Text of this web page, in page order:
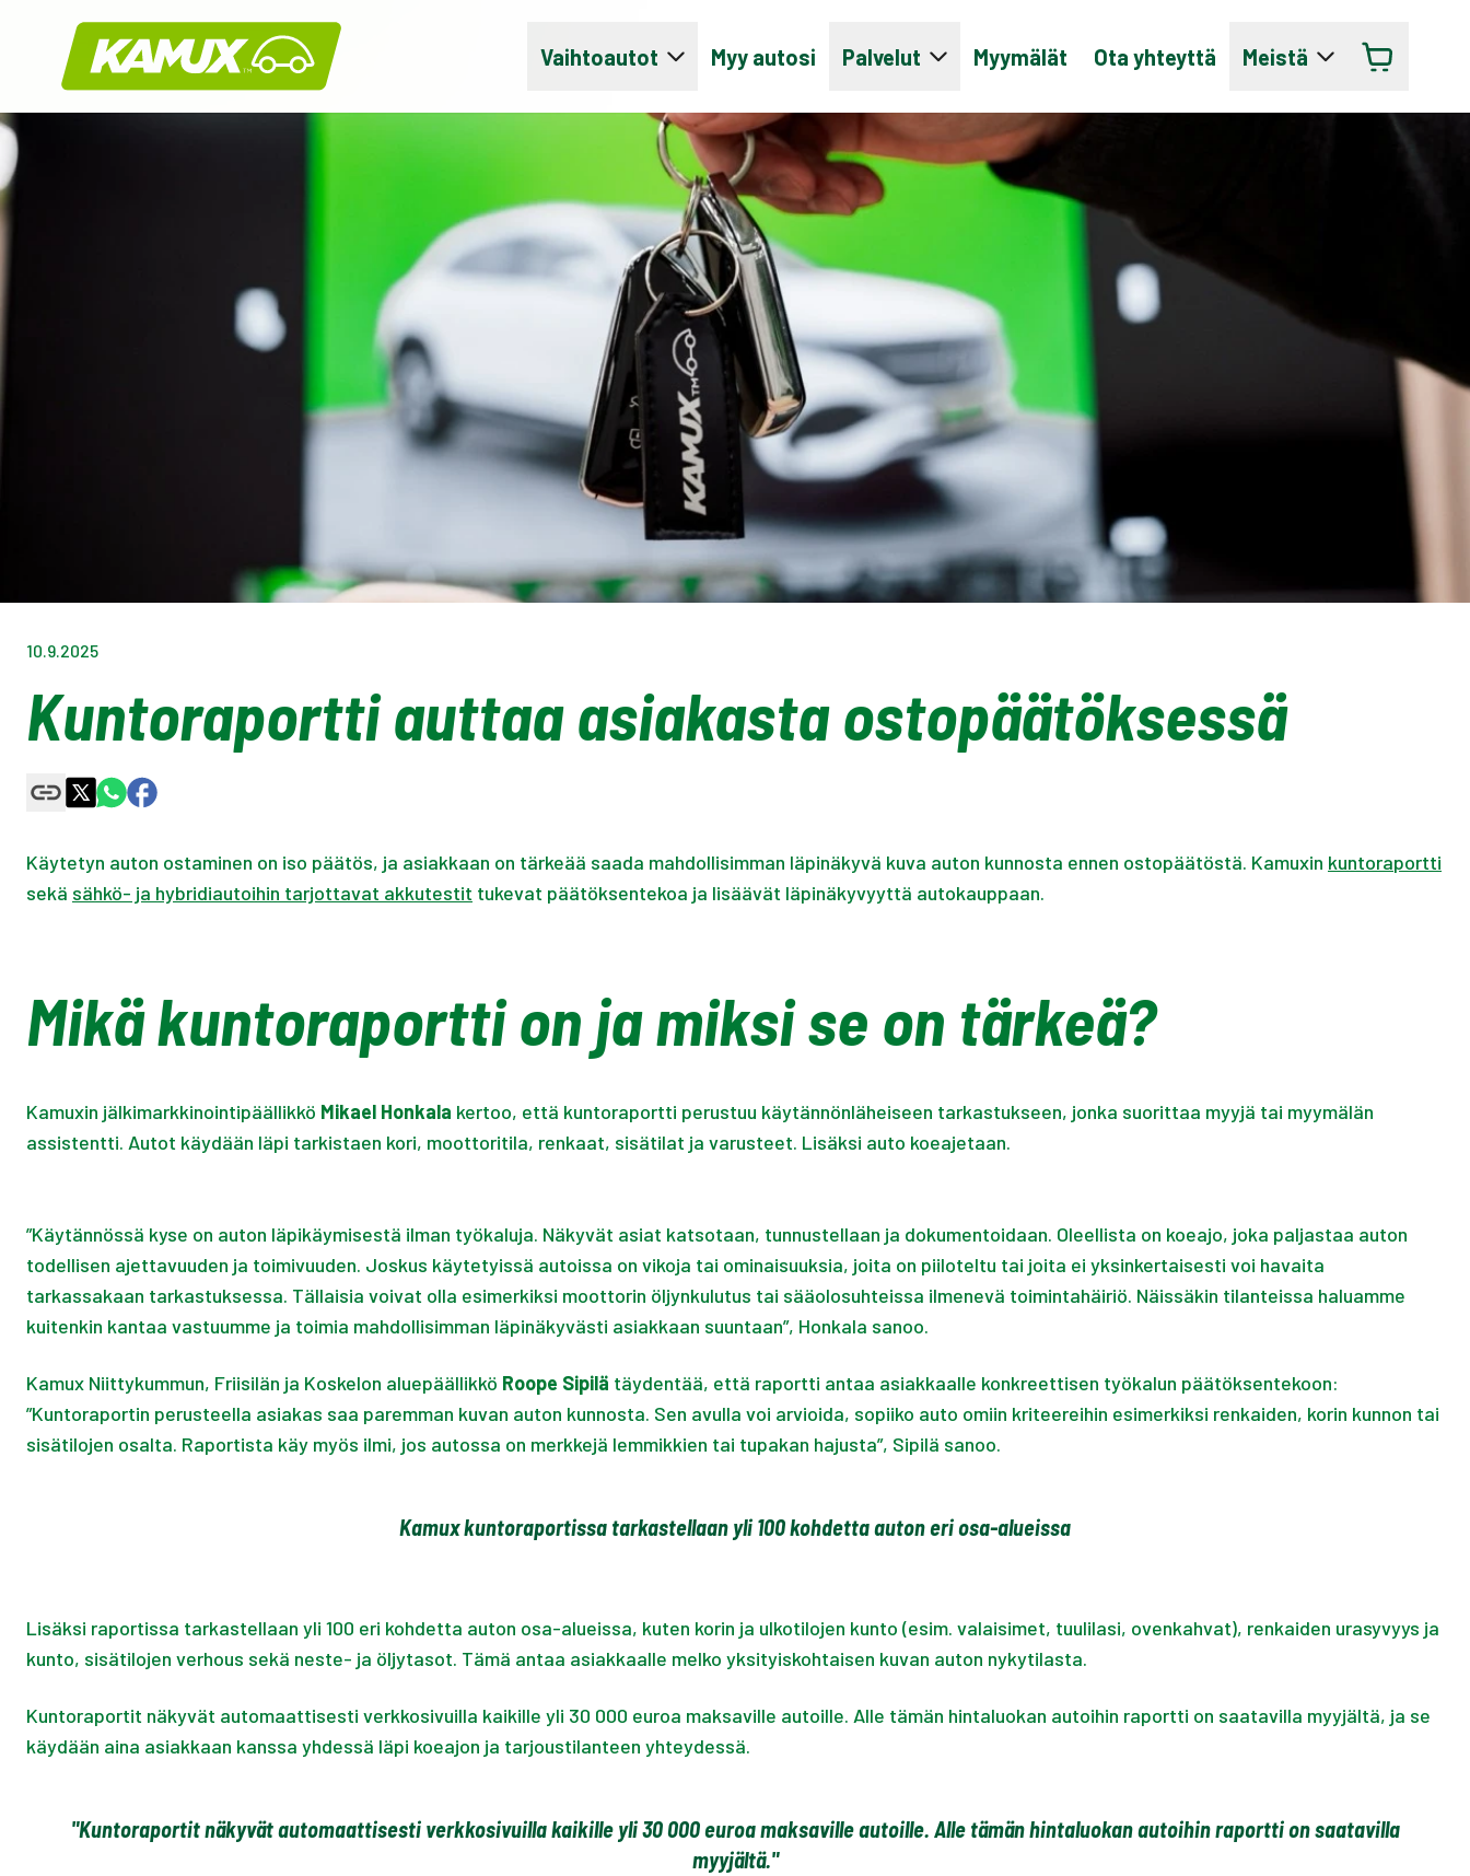
Kamux
Vaihtoautot Myy autosi Palvelut Myymälät Ota yhteyttä Meistä
10.9.2025
Kuntoraportti auttaa asiakasta ostopäätöksessä
Käytetyn auton ostaminen on iso päätös, ja asiakkaan on tärkeää saada mahdollisimman läpinäkyvä kuva auton kunnosta ennen ostopäätöstä. Kamuxin kuntoraportti
sekä sähkö- ja hybridiautoihin tarjottavat akkutestit tukevat päätöksentekoa ja lisäävät läpinäkyvyyttä autokauppaan.
Mikä kuntoraportti on ja miksi se on tärkeä?
Kamuxin jälkimarkkinointipäällikkö Mikael Honkala kertoo, että kuntoraportti perustuu käytännönläheiseen tarkastukseen, jonka suorittaa myyjä tai myymälän
assistentti. Autot käydään läpi tarkistaen kori, moottoritila, renkaat, sisätilat ja varusteet. Lisäksi auto koeajetaan.
”Käytännössä kyse on auton läpikäymisestä ilman työkaluja. Näkyvät asiat katsotaan, tunnustellaan ja dokumentoidaan. Oleellista on koeajo, joka paljastaa auton
todellisen ajettavuuden ja toimivuuden. Joskus käytetyissä autoissa on vikoja tai ominaisuuksia, joita on piiloteltu tai joita ei yksinkertaisesti voi havaita
tarkassakaan tarkastuksessa. Tällaisia voivat olla esimerkiksi moottorin öljynkulutus tai sääolosuhteissa ilmenevä toimintahäiriö. Näissäkin tilanteissa haluamme
kuitenkin kantaa vastuumme ja toimia mahdollisimman läpinäkyvästi asiakkaan suuntaan”, Honkala sanoo.
Kamux Niittykummun, Friisilän ja Koskelon aluepäällikkö Roope Sipilä täydentää, että raportti antaa asiakkaalle konkreettisen työkalun päätöksentekoon:
”Kuntoraportin perusteella asiakas saa paremman kuvan auton kunnosta. Sen avulla voi arvioida, sopiiko auto omiin kriteereihin esimerkiksi renkaiden, korin kunnon tai
sisätilojen osalta. Raportista käy myös ilmi, jos autossa on merkkejä lemmikkien tai tupakan hajusta”, Sipilä sanoo.
Kamux kuntoraportissa tarkastellaan yli 100 kohdetta auton eri osa-alueissa
Lisäksi raportissa tarkastellaan yli 100 eri kohdetta auton osa-alueissa, kuten korin ja ulkotilojen kunto (esim. valaisimet, tuulilasi, ovenkahvat), renkaiden urasyvyys ja
kunto, sisätilojen verhous sekä neste- ja öljytasot. Tämä antaa asiakkaalle melko yksityiskohtaisen kuvan auton nykytilasta.
Kuntoraportit näkyvät automaattisesti verkkosivuilla kaikille yli 30 000 euroa maksaville autoille. Alle tämän hintaluokan autoihin raportti on saatavilla myyjältä, ja se
käydään aina asiakkaan kanssa yhdessä läpi koeajon ja tarjoustilanteen yhteydessä.
"Kuntoraportit näkyvät automaattisesti verkkosivuilla kaikille yli 30 000 euroa maksaville autoille. Alle tämän hintaluokan autoihin raportti on saatavilla
myyjältä."